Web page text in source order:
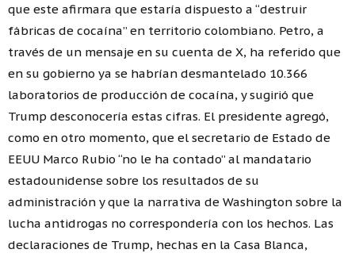
que este afirmara que estaría dispuesto a “destruir
fábricas de cocaína” en territorio colombiano. Petro, a
través de un mensaje en su cuenta de X, ha referido que
en su gobierno ya se habrían desmantelado 10.366
laboratorios de producción de cocaína, y sugirió que
Trump desconocería estas cifras. El presidente agregó,
como en otro momento, que el secretario de Estado de
EEUU Marco Rubio “no le ha contado” al mandatario
estadounidense sobre los resultados de su
administración y que la narrativa de Washington sobre la
lucha antidrogas no correspondería con los hechos. Las
declaraciones de Trump, hechas en la Casa Blanca,